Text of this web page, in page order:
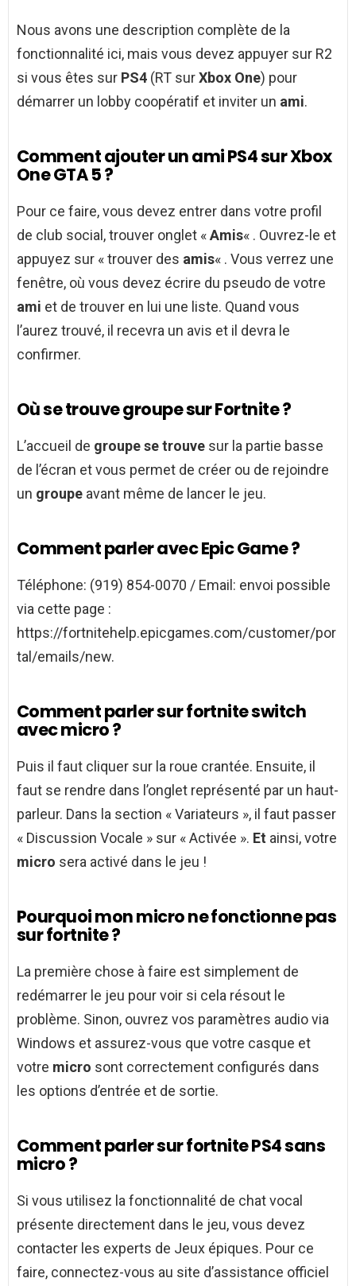
Nous avons une description complète de la
fonctionnalité ici, mais vous devez appuyer sur R2
si vous êtes sur PS4 (RT surXbox One) pour
démarrer un lobby coopératif et inviter un ami.
Comment ajouter un ami PS4 sur Xbox
One GTA 5 ?
Pour ce faire, vous devez entrer dans votre profil
de club social, trouver onglet «Amis« . Ouvrez-le et
appuyez sur « trouver des amis« . Vous verrez une
fenêtre, où vous devez écrire du pseudo de votre
ami et de trouver en lui une liste. Quand vous
l’aurez trouvé, il recevra un avis et il devra le
confirmer.
Où se trouve groupe sur Fortnite ?
L’accueil de groupe se trouve sur la partie basse
de l’écran et vous permet de créer ou de rejoindre
un groupe avant même de lancer le jeu.
Comment parler avec Epic Game ?
Téléphone: (919) 854-0070 / Email: envoi possible
via cette page :
https://fortnitehelp.epicgames.com/customer/por
tal/emails/new.
Comment parler sur fortnite switch
avec micro ?
Puis il faut cliquer sur la roue crantée. Ensuite, il
faut se rendre dans l’onglet représenté par un haut-
parleur. Dans la section « Variateurs », il faut passer
« Discussion Vocale » sur « Activée ». Et ainsi, votre
micro sera activé dans le jeu !
Pourquoi mon micro ne fonctionne pas
sur fortnite ?
La première chose à faire est simplement de
redémarrer le jeu pour voir si cela résout le
problème. Sinon, ouvrez vos paramètres audio via
Windows et assurez-vous que votre casque et
votre micro sont correctement configurés dans
les options d’entrée et de sortie.
Comment parler sur fortnite PS4 sans
micro ?
Si vous utilisez la fonctionnalité de chat vocal
présente directement dans le jeu, vous devez
contacter les experts de Jeux épiques. Pour ce
faire, connectez-vous au site d’assistance officiel